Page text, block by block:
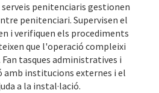
penitenciaris gestionen
penitenciari. Supervisen el
i verifiquen els procediments
que l'operació compleixi
tasques administratives i
amb institucions externes i el
a la instal·lació.